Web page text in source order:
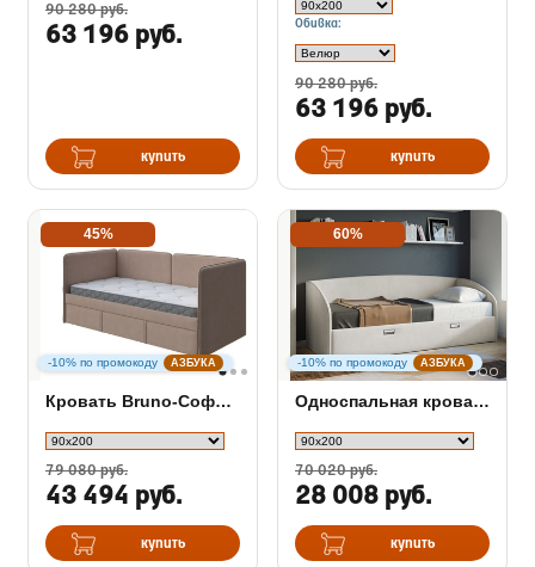
90 280 руб.
63 196 руб.
купить
Обивка:
90 280 руб.
63 196 руб.
купить
-10% по промокоду АЗБУКА
45%
Кровать Bruno-Софа c выкатным ящиком
79 080 руб.
43 494 руб.
купить
-10% по промокоду АЗБУКА
60%
Односпальная кровать Bono в ткани
70 020 руб.
28 008 руб.
купить